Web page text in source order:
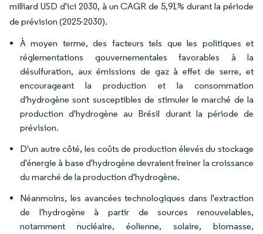
milliard USD d'ici 2030, à un CAGR de 5,91% durant la période
de prévision (2025-2030).
À moyen terme, des facteurs tels que les politiques et
réglementations gouvernementales favorables à la
désulfuration, aux émissions de gaz à effet de serre, et
encourageant la production et la consommation
d'hydrogène sont susceptibles de stimuler le marché de la
production d'hydrogène au Brésil durant la période de
prévision.
D'un autre côté, les coûts de production élevés du stockage
d'énergie à base d'hydrogène devraient freiner la croissance
du marché de la production d'hydrogène.
Néanmoins, les avancées technologiques dans l'extraction
de l'hydrogène à partir de sources renouvelables,
notamment nucléaire, éolienne, solaire, biomasse,